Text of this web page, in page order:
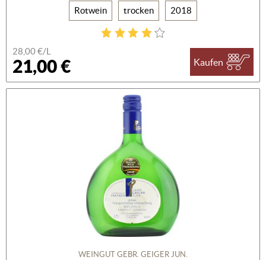
Rotwein trocken 2018
28,00 €/L
21,00 € Kaufen
WEINGUT GEBR. GEIGER JUN.